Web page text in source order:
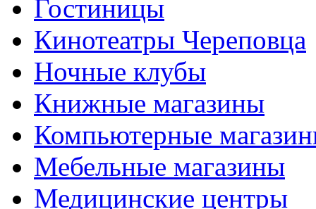
Гостиницы
Кинотеатры Череповца
Ночные клубы
Книжные магазины
Компьютерные
Мебельные магазины
Медицинские центры